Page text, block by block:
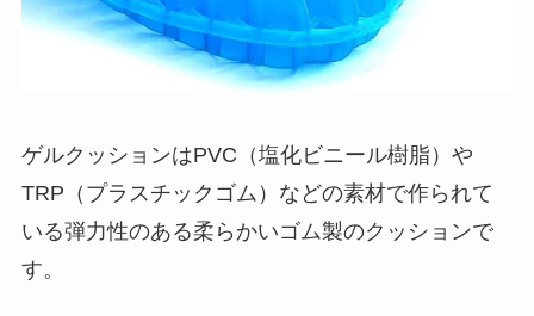
ゲルクッションはPVC（塩化ビニール樹脂）や
TRP（プラスチックゴム）などの素材で作られて
いる弾力性のある柔らかいゴム製のクッションで
す。